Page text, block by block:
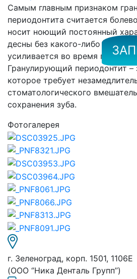
Самым главным признаком
периодонтита считается
носит ноющий постоянный
десны без какого-либо влияния.
усиливается во время
Гранулирующий периодонтит –
которое требует
стоматологического
сохранения зуба.
Фотогалерея
г. Зеленоград, корп. 1501, 1106E
(ООО ‘’Ника Денталь Групп’’)